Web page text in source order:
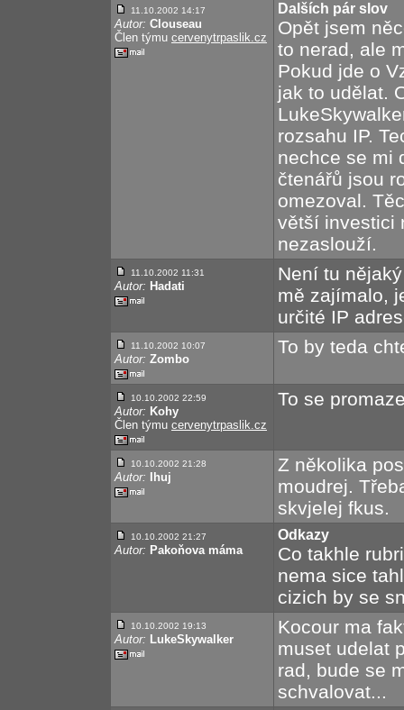
11.10.2002 14:17
Autor: Clouseau
Člen týmu cervenytrpaslik.cz
Dalších pár slov
Opět jsem
to nerad, ale
Pokud jde o
jak to udělat.
rozsahu IP.
nechce se mi
čtenářů jsou
omezoval.
větší investici
nezaslouží.
11.10.2002 11:31
Autor: Hadati
Není tu
mě zajímalo,
určité IP
11.10.2002 10:07
Autor: Zombo
To by teda
10.10.2002 22:59
Autor: Kohy
Člen týmu cervenytrpaslik.cz
To se
10.10.2002 21:28
Autor: Ihuj
Z několika
moudrej.
skvjelej fkus.
10.10.2002 21:27
Autor: Pakoňova máma
Odkazy
Co takhle
nema sice
cizich by se
10.10.2002 19:13
Autor: LukeSkywalker
Kocour ma
muset udelat
rad, bude se
schvalovat...